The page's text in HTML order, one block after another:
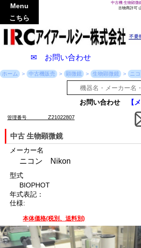
中古機 生物顕微
古物商許可
✉ お問い合わせ
Menu
こちら
ホーム 中古機販売 顕微鏡 生物顕微鏡 ニ
お問い合わせ 【
管理番号 Z21022807
中古 生物顕微鏡
メーカー名
ニコン Nikon
型式
BIOPHOT
年式表記：
仕様:
本体価格(税別、送料別)